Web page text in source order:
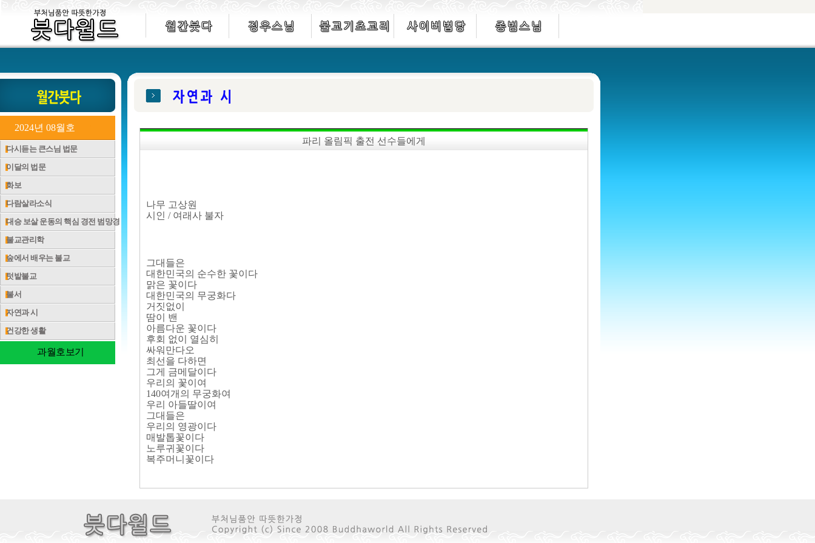
2024년 08월호
다시듣는 큰스님 법문
이달의 법문
화보
다람살라소식
대승 보살 운동의 핵심 경전 범망경
불교관리학
숲에서 배우는 불교
텃밭불교
불서
자연과 시
건강한 생활
과월호보기
파리 올림픽 출전 선수들에게
나무 고상원
시인 / 여래사 불자
그대들은
대한민국의 순수한 꽃이다
맑은 꽃이다
대한민국의 무궁화다
거짓없이
땀이 밴
아름다운 꽃이다
후회 없이 열심히
싸워만다오
최선을 다하면
그게 금메달이다
우리의 꽃이여
140여개의 무궁화여
우리 아들딸이여
그대들은
우리의 영광이다
매발톱꽃이다
노루귀꽃이다
복주머니꽃이다